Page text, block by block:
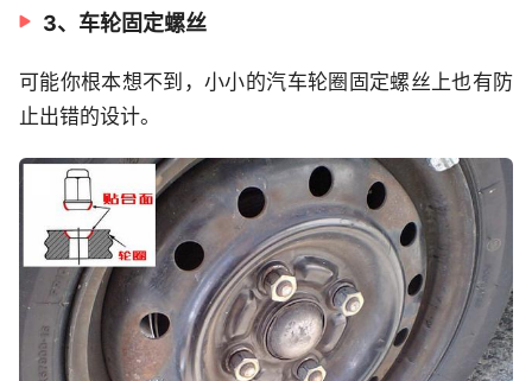
3、车轮固定螺丝
可能你根本想不到，小小的汽车轮圈固定螺丝上也有防
止出错的设计。